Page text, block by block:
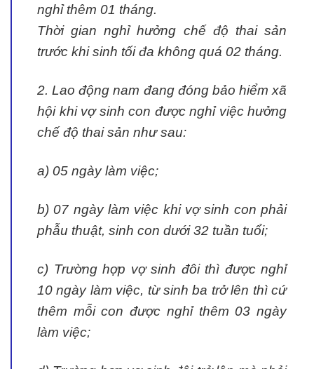
nghỉ thêm 01 tháng.
Thời gian nghỉ hưởng chế độ thai sản
trước khi sinh tối đa không quá 02 tháng.
2. Lao động nam đang đóng bảo hiểm xã
hội khi vợ sinh con được nghỉ việc hưởng
chế độ thai sản như sau:
a) 05 ngày làm việc;
b) 07 ngày làm việc khi vợ sinh con phải
phẫu thuật, sinh con dưới 32 tuần tuổi;
c) Trường hợp vợ sinh đôi thì được nghỉ
10 ngày làm việc, từ sinh ba trở lên thì cứ
thêm mỗi con được nghỉ thêm 03 ngày
làm việc;